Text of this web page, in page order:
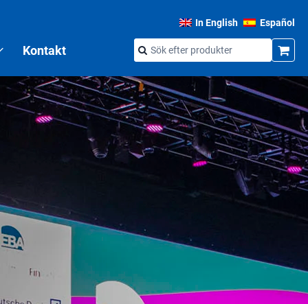
In English Español
Kontakt